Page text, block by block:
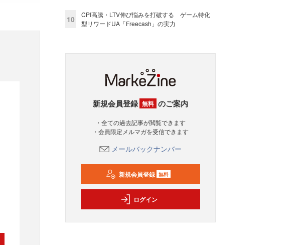
10
CPI高騰・LTV伸び悩みを打破する ゲーム特化
型リワードUA「Freecash」の実力
新規会員登録 無料 のご案内
・全ての過去記事が閲覧できます
・会員限定メルマガを受信できます
メールバックナンバー
新規会員登録 無料
ログイン